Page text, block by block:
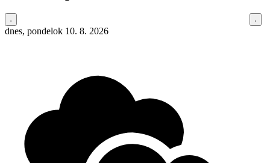
dnes, pondelok 10. 8. 2026